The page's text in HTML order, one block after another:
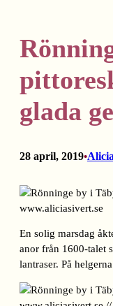
glada
28 april, 2019•
En solig marsdag
anor från 1600-talet
lantraser. På